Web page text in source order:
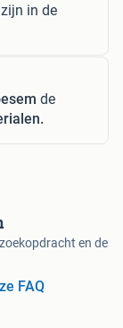
zijn in de
de
en de
FAQ